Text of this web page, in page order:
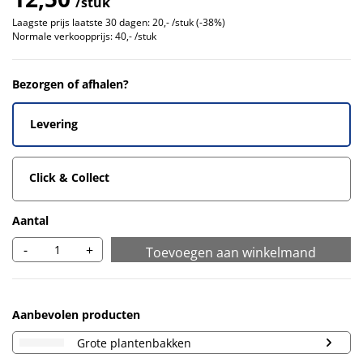
Laagste prijs laatste 30 dagen:20,- /stuk (-38%)
Normale verkoopprijs:40,- /stuk
Bezorgen of afhalen?
Levering
Click & Collect
Aantal
- + Toevoegen aan winkelmand
Aanbevolen producten
Grote plantenbakken